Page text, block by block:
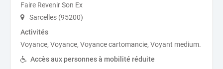
Faire Revenir Son Ex
Sarcelles (95200)
Activités
Voyance, Voyance, Voyance cartomancie, Voyant medium.
Accès aux personnes à mobilité réduite